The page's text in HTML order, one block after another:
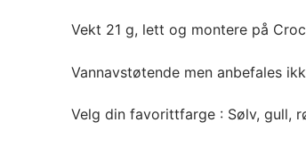
Vekt 21 g, lett og montere på
Vannavstøtende men anbefales
Velg din favorittfarge : Sølv, gull,